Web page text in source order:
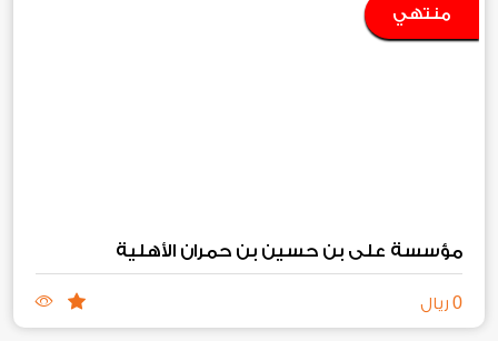
منتهي
مؤسسة علي بن حسين بن حمران الأهلية
0 ريال